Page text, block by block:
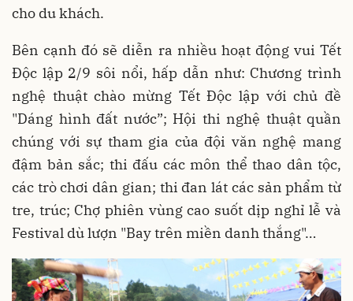
cho du khách.
Bên cạnh đó sẽ diễn ra nhiều hoạt động vui Tết
Độc lập 2/9 sôi nổi, hấp dẫn như: Chương trình
nghệ thuật chào mừng Tết Độc lập với chủ đề
"Dáng hình đất nước”; Hội thi nghệ thuật quần
chúng với sự tham gia của đội văn nghệ mang
đậm bản sắc; thi đấu các môn thể thao dân tộc,
các trò chơi dân gian; thi đan lát các sản phẩm từ
tre, trúc; Chợ phiên vùng cao suốt dịp nghỉ lễ và
Festival dù lượn "Bay trên miền danh thắng"…